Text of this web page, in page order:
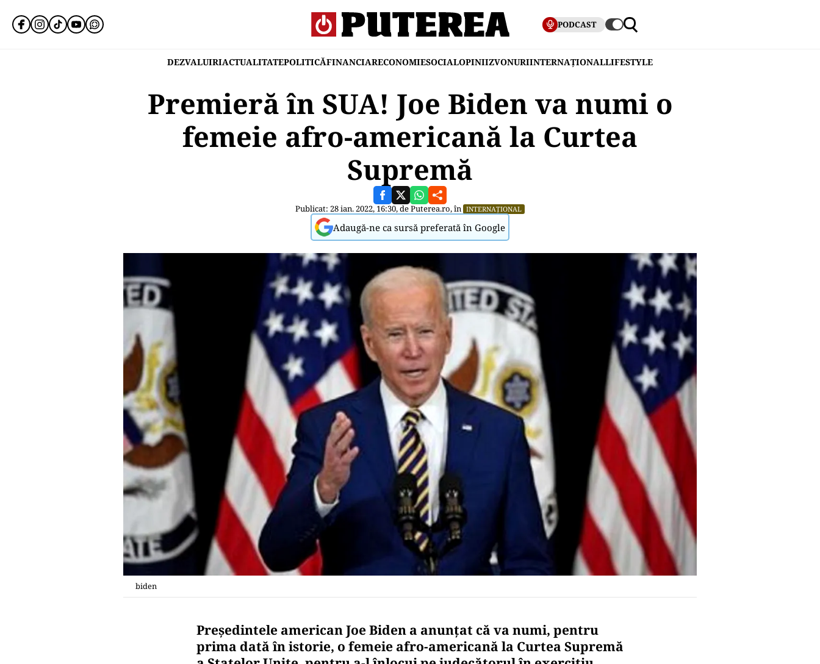
PODCAST
DEZVALUIRIACTUALITATEPOLITICĂFINANCIARECONOMIESOCIALOPINIIZVONURIINTERNAȚIONALLIFESTYLE
Premieră în SUA! Joe Biden va numi o
femeie afro-americană la Curtea
Supremă
Publicat: 28 ian. 2022, 16:30, dePuterea.ro, în INTERNAȚIONAL
Adaugă-ne ca sursă preferată în Google
biden
Preşedintele american Joe Biden a anunțat că va numi, pentru
prima dată în istorie, o femeie afro-americană la Curtea Supremă